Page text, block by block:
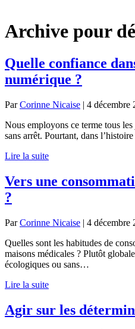
Archive pour
Quelle confiance
numérique ?
ParCorinne Nicaise | 4 décembre
Nous employons ce terme tous
sans arrêt. Pourtant, dans
Lire la suite
Vers une
?
ParCorinne Nicaise | 4 décembre
Quelles sont les habitudes de
maisons médicales ? Plutôt
écologiques ou sans…
Lire la suite
Agir sur les